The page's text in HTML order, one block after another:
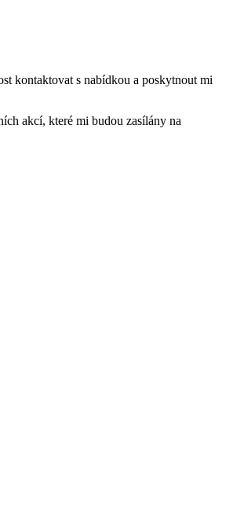
kontaktovat s nabídkou a poskytnout mi
akcí, které mi budou zasílány na